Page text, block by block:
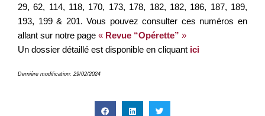
29, 62, 114, 118, 170, 173, 178, 182, 182, 186, 187, 189,
193, 199 & 201. Vous pouvez consulter ces numéros en
allant sur notre page « Revue “Opérette” »
Un dossier détaillé est disponible en cliquant ici
Dernière modification: 29/02/2024